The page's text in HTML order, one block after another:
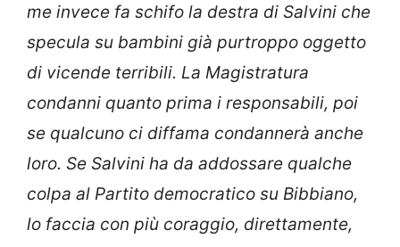
me invece fa schifo la destra di Salvini che
specula su bambini già purtroppo oggetto
di vicende terribili. La Magistratura
condanni quanto prima i responsabili, poi
se qualcuno ci diffama condannerà anche
loro. Se Salvini ha da addossare qualche
colpa al Partito democratico su Bibbiano,
lo faccia con più coraggio, direttamente,